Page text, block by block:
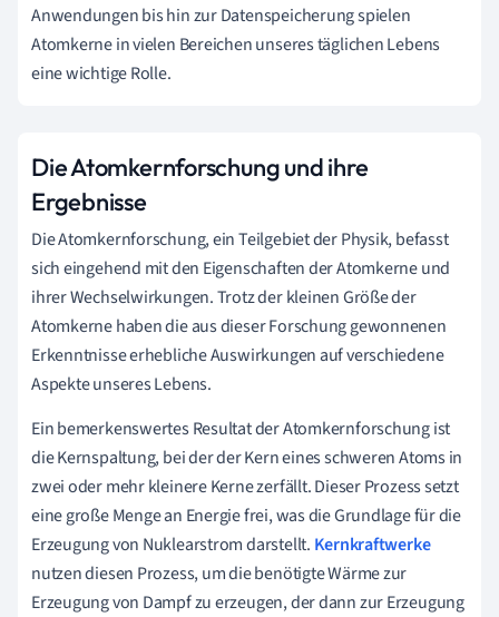
Anwendungen bis hin zur Datenspeicherung spielen
Atomkerne in vielen Bereichen unseres täglichen Lebens
eine wichtige Rolle.
Die Atomkernforschung und ihre
Ergebnisse
Die Atomkernforschung, ein Teilgebiet der Physik, befasst
sich eingehend mit den Eigenschaften der Atomkerne und
ihrer Wechselwirkungen. Trotz der kleinen Größe der
Atomkerne haben die aus dieser Forschung gewonnenen
Erkenntnisse erhebliche Auswirkungen auf verschiedene
Aspekte unseres Lebens.
Ein bemerkenswertes Resultat der Atomkernforschung ist
die Kernspaltung, bei der der Kern eines schweren Atoms in
zwei oder mehr kleinere Kerne zerfällt. Dieser Prozess setzt
eine große Menge an Energie frei, was die Grundlage für die
Erzeugung von Nuklearstrom darstellt. Kernkraftwerke
nutzen diesen Prozess, um die benötigte Wärme zur
Erzeugung von Dampf zu erzeugen, der dann zur Erzeugung